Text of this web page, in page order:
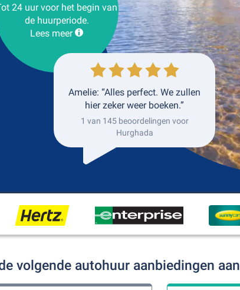
24 uur voor het begin van
de huurperiode.
Lees meer
Amelie: “Alles perfect. We zullen
hier zeker weer boeken.”
1 van 145 beoordelingen voor
Hurghada
volgende autohuur aanbiedingen aan